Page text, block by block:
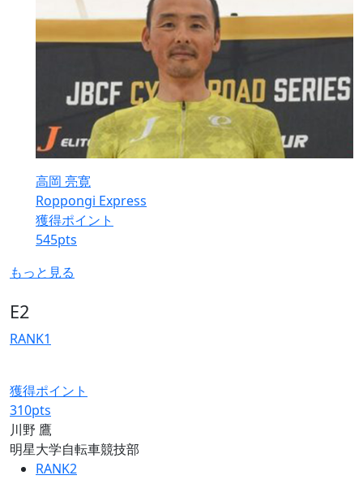
高岡 亮寛
Roppongi Express
獲得ポイント
545pts
もっと見る
E2
RANK1
獲得ポイント
310pts
川野 鷹
明星大学自転車競技部
RANK2